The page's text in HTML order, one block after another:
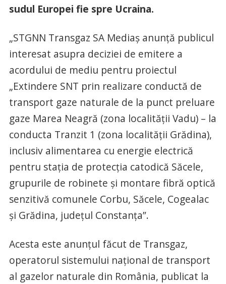
sudul Europei fie spre Ucraina.
„STGNN Transgaz SA Mediaş anunţă publicul
interesat asupra deciziei de emitere a
acordului de mediu pentru proiectul
„Extindere SNT prin realizare conductă de
transport gaze naturale de la punct preluare
gaze Marea Neagră (zona localităţii Vadu) – la
conducta Tranzit 1 (zona localităţii Grădina),
inclusiv alimentarea cu energie electrică
pentru staţia de protecţia catodică Săcele,
grupurile de robinete şi montare fibră optică
senzitivă comunele Corbu, Săcele, Cogealac
şi Grădina, judeţul Constanţa”.
Acesta este anunţul făcut de Transgaz,
operatorul sistemului naţional de transport
al gazelor naturale din România, publicat la